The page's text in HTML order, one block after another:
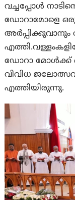
വച്ചപ്പോൾ
ഡോറാമോളെ
ഡോറാ മോൾക്ക്
വിവിധ
എത്തിയിരുന്നു.